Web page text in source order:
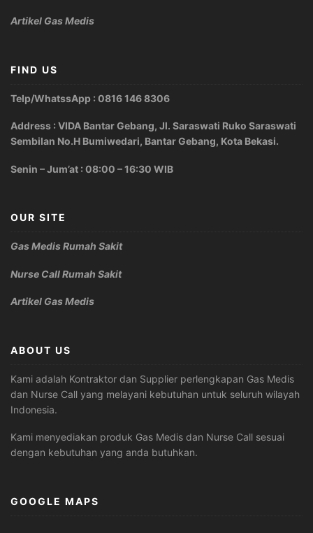
Artikel Gas Medis
FIND US
Telp/WhatssApp : 0816 146 8306
Address : VIDA Bantar Gebang, Jl. Saraswati Ruko Saraswati
Sembilan No.H Bumiwedari, Bantar Gebang, Kota Bekasi.
Senin – Jum’at : 08:00 – 16:30 WIB
OUR SITE
Gas Medis Rumah Sakit
Nurse Call Rumah Sakit
Artikel Gas Medis
ABOUT US
Kami adalah Kontraktor dan Supplier perlengkapan Gas Medis
dan Nurse Call yang melayani kebutuhan untuk seluruh wilayah
Indonesia.
Kami menyediakan produk Gas Medis dan Nurse Call sesuai
dengan kebutuhan yang anda butuhkan.
GOOGLE MAPS